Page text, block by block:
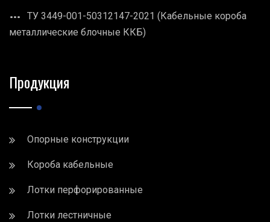
ТУ 3449-001-50312147-2021 (Кабельные короба
металлические блочные ККБ)
Продукция
Опорные конструкции
Короба кабельные
Лотки перфорированные
Лотки лестничные